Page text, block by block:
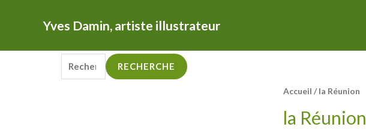
Yves Damin, artiste illustrateur
e
RECHERCHE
Accueil / la Réunion
la Réunion